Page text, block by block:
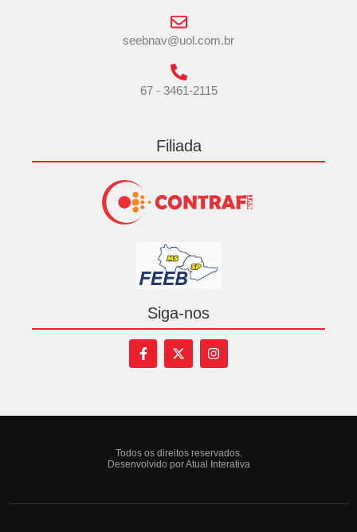
seebnav@uol.com.br
67 - 3461-2115
Filiada
Siga-nos
Todos os direitos reservados.
Desenvolvido por Atual Interativa